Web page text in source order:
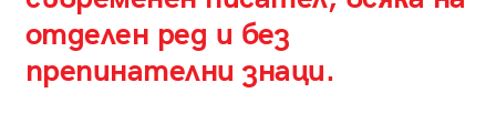
отделен ред и без
препинателни знаци.